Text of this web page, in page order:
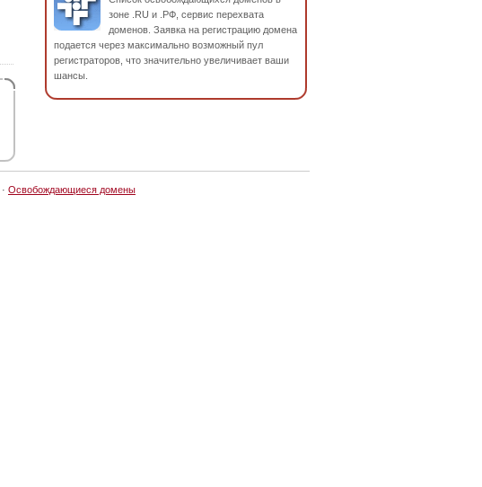
зоне .RU и .РФ, сервис перехвата
доменов. Заявка на регистрацию домена
подается через максимально возможный пул
регистраторов, что значительно увеличивает ваши
шансы.
· Освобождающиеся домены